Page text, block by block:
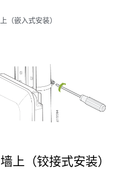
（嵌入式安装）
上（铰接式安装）